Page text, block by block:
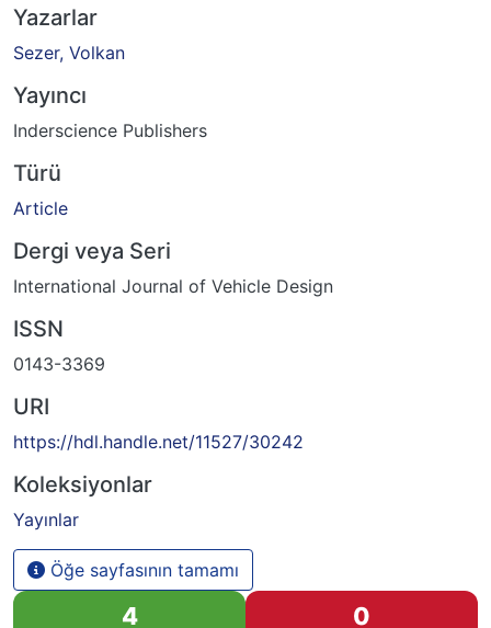
Yazarlar
Sezer, Volkan
Yayıncı
Inderscience Publishers
Türü
Article
Dergi veya Seri
International Journal of Vehicle Design
ISSN
0143-3369
URI
https://hdl.handle.net/11527/30242
Koleksiyonlar
Yayınlar
Öğe sayfasının tamamı
4 0